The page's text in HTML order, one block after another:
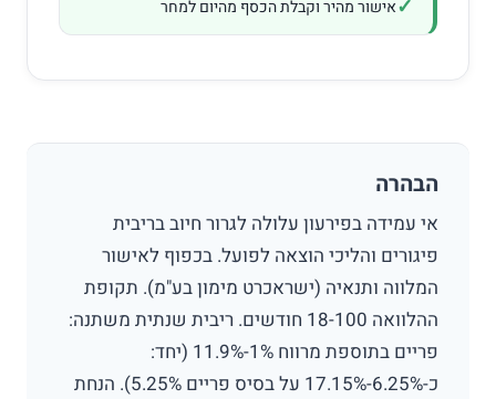
אישור מהיר וקבלת הכסף מהיום למחר
הבהרה
אי עמידה בפירעון עלולה לגרור חיוב בריבית
פיגורים והליכי הוצאה לפועל. בכפוף לאישור
המלווה ותנאיה (ישראכרט מימון בע"מ). תקופת
ההלוואה 18-100 חודשים. ריבית שנתית משתנה:
פריים בתוספת מרווח 1%-11.9% (יחד:
כ-6.25%-17.15% על בסיס פריים 5.25%). הנחת